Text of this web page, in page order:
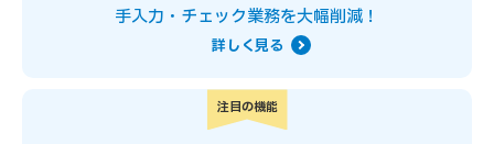
手入力・チェック業務を大幅削減！
詳しく見る
注目の機能